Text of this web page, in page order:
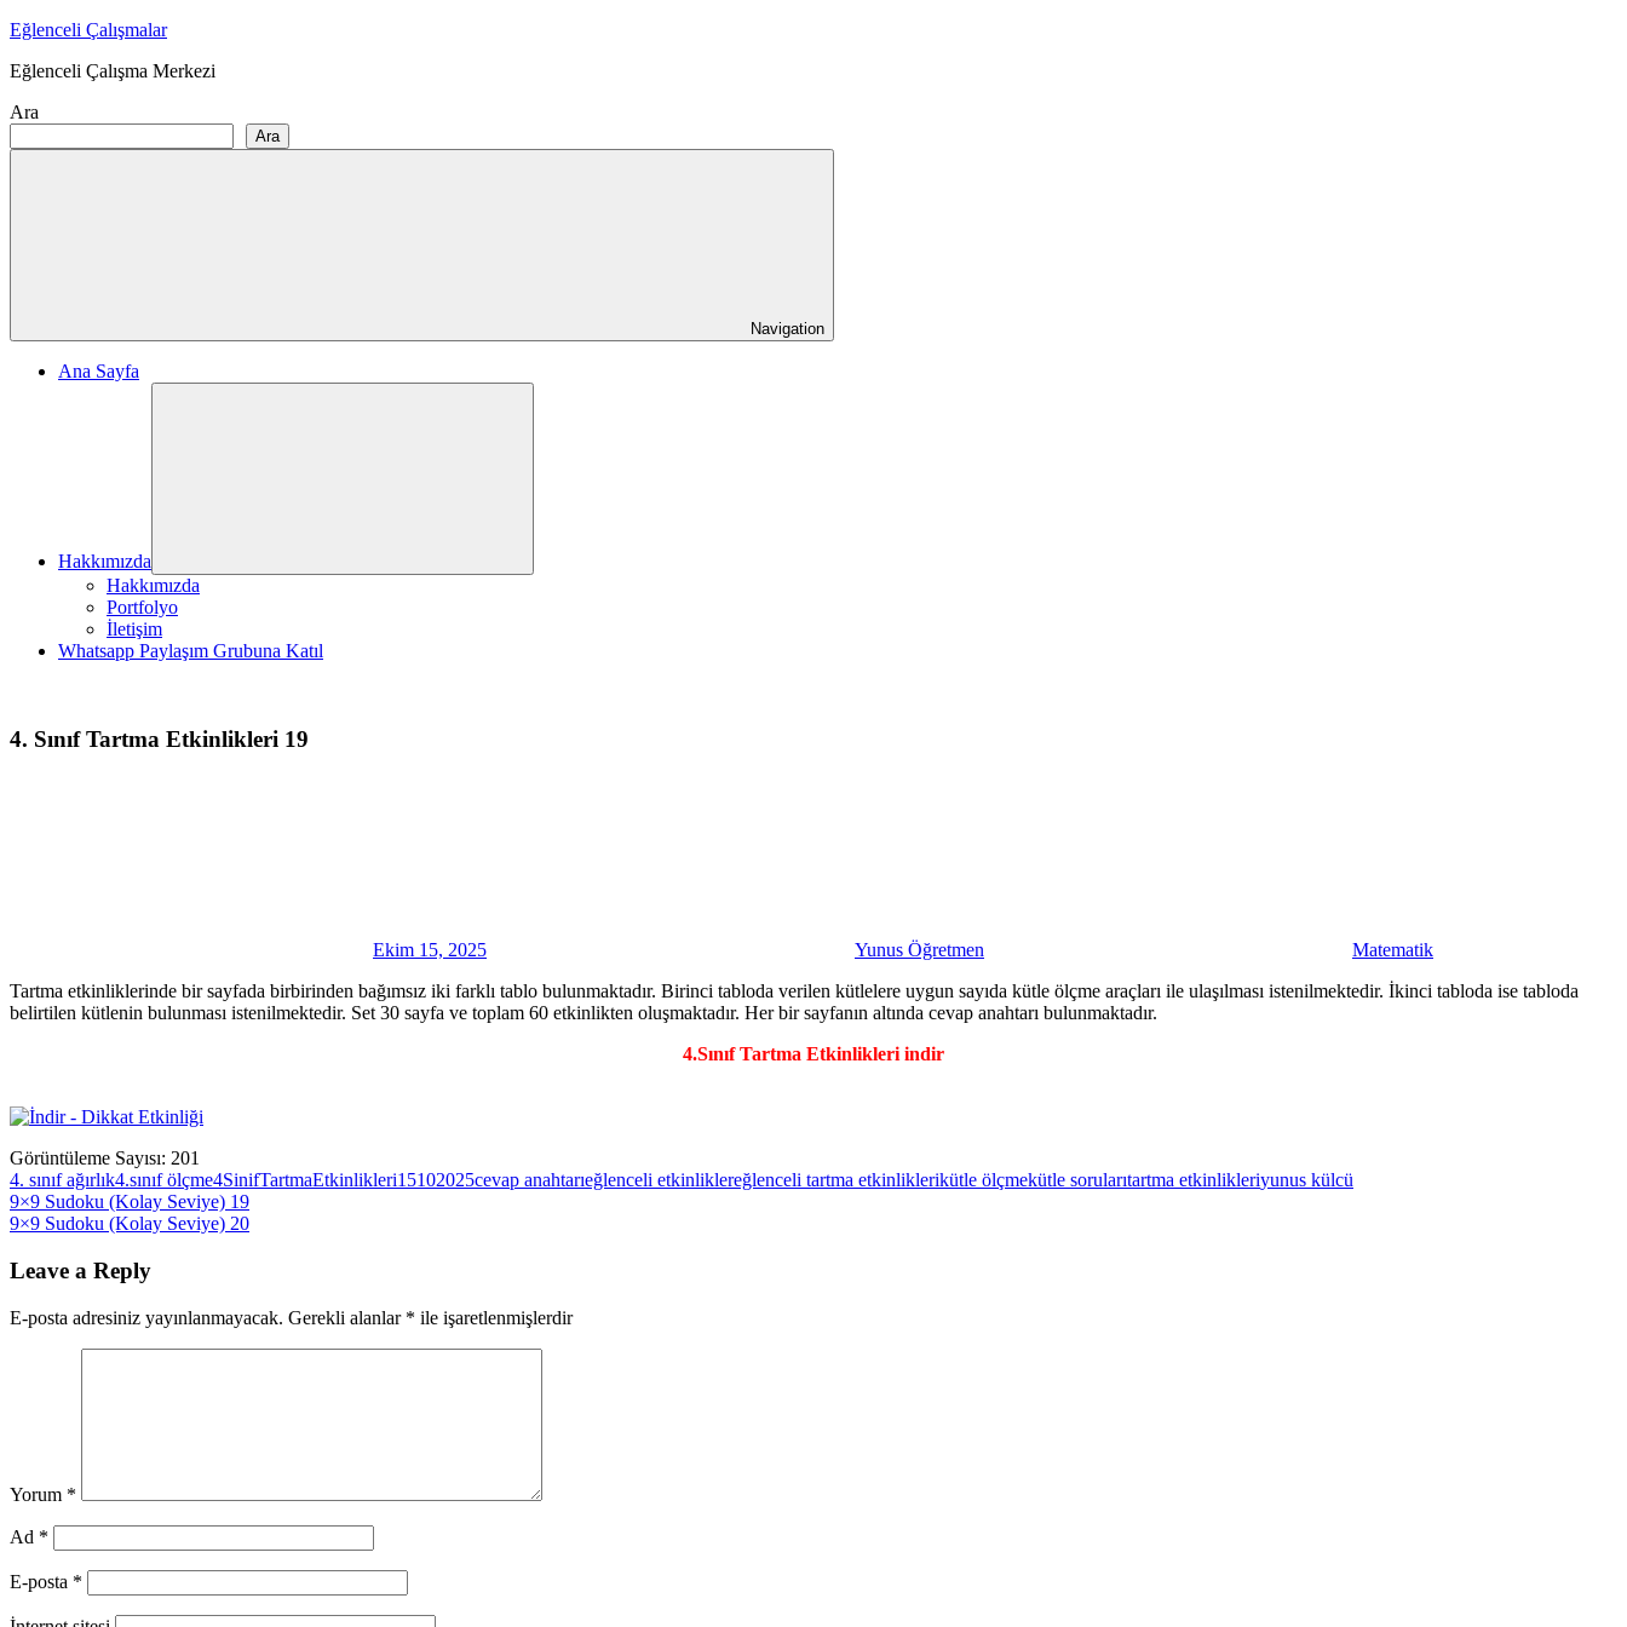
Skip
content
Eğlenceli Çalışmalar
Eğlenceli Çalışma Merkezi
Ara
Ara
Navigation
Ana Sayfa
Hakkımızda
Hakkımızda
Portfolyo
İletişim
Whatsapp Paylaşım Grubuna Katıl
4. Sınıf Tartma Etkinlikleri 19
Ekim 15, 2025 Yunus Öğretmen
Matematik
Tartma etkinliklerinde bir sayfada birbirinden bağımsız iki farklı tablo bulunmaktadır. Birinci tabloda verilen kütlelere uygun sayıda kütle ölçme araçları ile ulaşılması istenilmektedir. İkinci tabloda ise tabloda
belirtilen kütlenin bulunması istenilmektedir. Set 30 sayfa ve toplam 60 etkinlikten oluşmaktadır. Her bir sayfanın altında cevap anahtarı bulunmaktadır.
4.Sınıf Tartma Etkinlikleri indir
Görüntüleme Sayısı: 201
4. sınıf ağırlık4.sınıf ölçme4SinifTartmaEtkinlikleri15102025cevap anahtarıeğlenceli etkinliklereğlenceli tartma etkinliklerikütle ölçmekütle sorularıtartma etkinlikleriyunus külcü
Yazı
gezinmesi
Previous
Post:
9×9 Sudoku (Kolay Seviye) 19
Next
9×9 Sudoku (Kolay Seviye) 20
Leave a Reply
E-posta adresiniz yayınlanmayacak. Gerekli alanlar * ile işaretlenmişlerdir
Yorum *
Ad *
E-posta *